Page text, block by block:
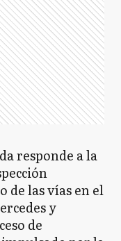
responde a la
de las vías en el
y
de